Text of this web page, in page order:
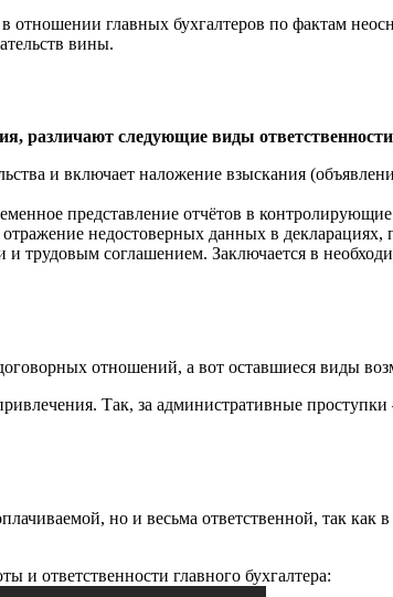
отношении главных бухгалтеров по фактам
вины.
различают следующие виды
и включает наложение взыскания
представление отчётов в
недостоверных данных в
трудовым соглашением. Заключается в
отношений, а вот оставшиеся виды
Так, за административные проступки
но и весьма ответственной, так
и ответственности главного бухгалтера: